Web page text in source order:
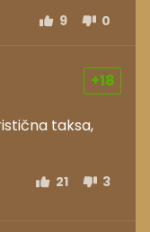
9 0
+18
taksa,
21 3